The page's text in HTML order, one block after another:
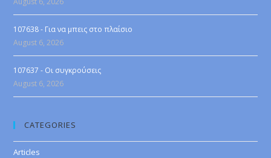
107638 - Για να μπεις στο πλαίσιο
August 6, 2026
107637 - Οι συγκρούσεις
August 6, 2026
CATEGORIES
Articles